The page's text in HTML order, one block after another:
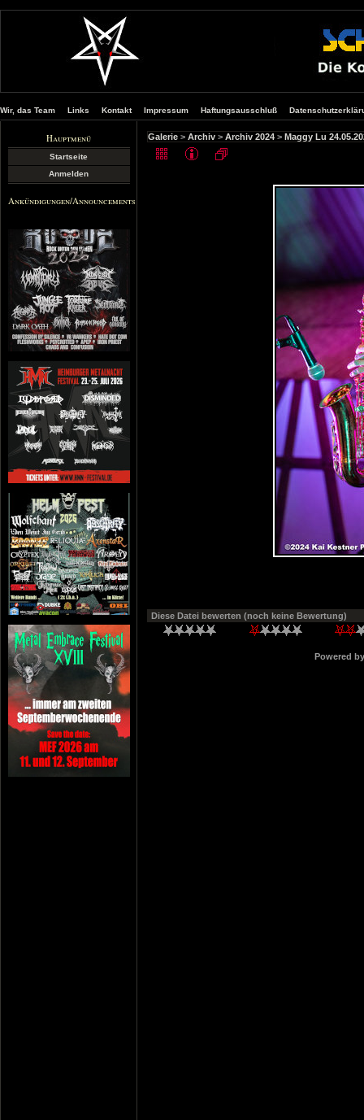
Wir, das Team Links Kontakt Impressum Haftungsausschluß
Hauptmenü
Startseite
Anmelden
Ankündigungen/Announcements
Galerie > Archiv > Archiv 2024 > Maggy Lu
Diese Datei bewerten (noch keine Bewertung)
Powered